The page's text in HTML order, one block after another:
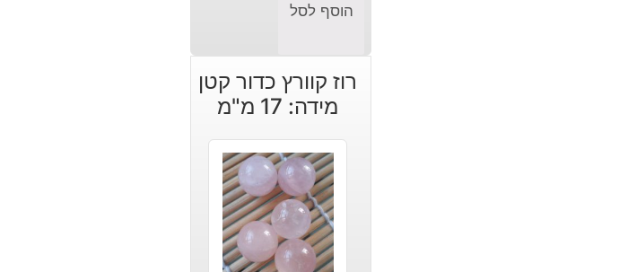
הוסף לסל
רוז קוורץ כדור קטן
מידה: 17 מ"מ